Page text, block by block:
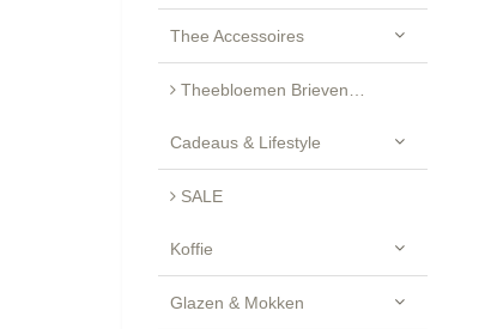
Thee Accessoires
Theebloemen Brievenbus Cadeau - Luxe Geschenkset
Cadeaus & Lifestyle
SALE
Koffie
Glazen & Mokken